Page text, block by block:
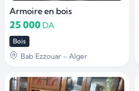
Armoire en bois
25 000 DA
Bois
Bab Ezzouar - Alger